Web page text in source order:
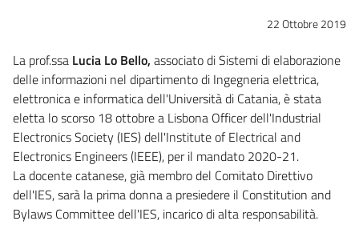
22 Ottobre 2019
La prof.ssa Lucia Lo Bello, associato di Sistemi di elaborazione
delle informazioni nel dipartimento di Ingegneria elettrica,
elettronica e informatica dell'Università di Catania, è stata
eletta lo scorso 18 ottobre a Lisbona Officer dell'Industrial
Electronics Society (IES) dell'Institute of Electrical and
Electronics Engineers (IEEE), per il mandato 2020-21.
La docente catanese, già membro del Comitato Direttivo
dell'IES, sarà la prima donna a presiedere il Constitution and
Bylaws Committee dell'IES, incarico di alta responsabilità.